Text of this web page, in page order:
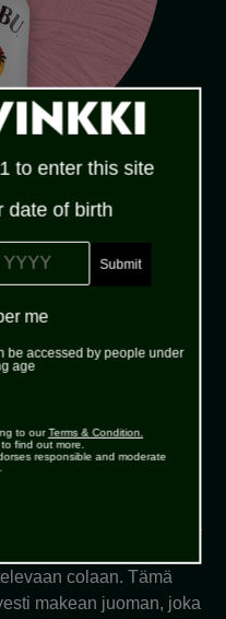
arrow_forward
esimerkiksi
ja helppo valmistaa
Juoman pääosassa
limen raikkauteen,
colaan. Tämä
makean juoman, joka
to enter this site
date of birth
YYYY
me
be accessed by people under
age
to ourTerms & Condition.
find out more.
responsible and moderate